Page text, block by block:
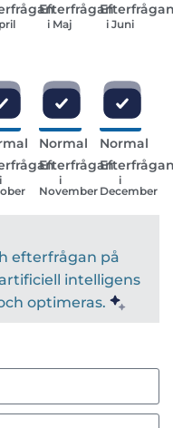
Efterfrågan
i Maj i Juni
i
Normal
Efterfrågan
i
November
Normal
i
December
efterfrågan på
intelligens
optimeras.